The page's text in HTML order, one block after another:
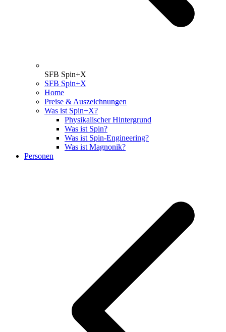
SFB Spin+X
SFB Spin+X
Home
Preise & Auszeichnungen
Was ist Spin+X?
Physikalischer Hintergrund
Was ist Spin?
Was ist Spin-Engineering?
Was ist Magnonik?
Personen